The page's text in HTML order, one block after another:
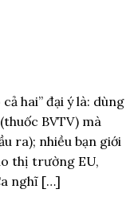
hai” đại ý là: dùng
BVTV) mà
ra); nhiều bạn giới
thị trường EU,
nghĩ […]